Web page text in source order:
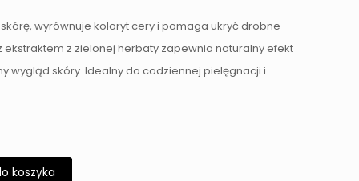
skórę, wyrównuje koloryt cery i pomaga ukryć drobne
ekstraktem z zielonej herbaty zapewnia naturalny efekt
wygląd skóry. Idealny do codziennej pielęgnacji i
koszyka